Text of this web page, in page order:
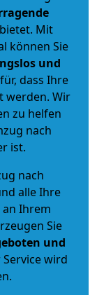
Mit
können Sie
und
dass Ihre
werden. Wir
zu helfen
nach
ist.
nach
alle Ihre
Ihrem
Sie
und
wird